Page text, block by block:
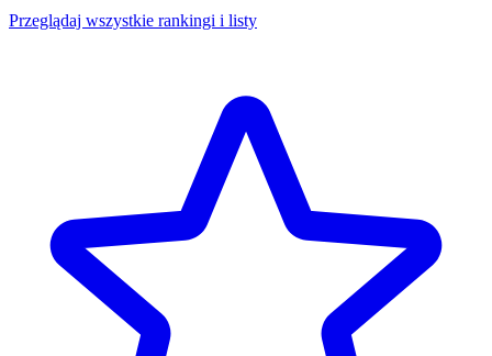
Przeglądaj wszystkie rankingi i listy